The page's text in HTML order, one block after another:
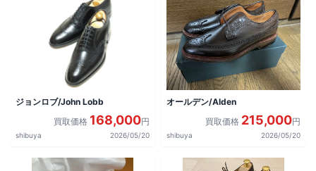
ジョンロブ/John Lobb
買取価格 168,000円
shibuya 2026/05/20
オールデン/Alden
買取価格 215,000円
shibuya 2026/05/20